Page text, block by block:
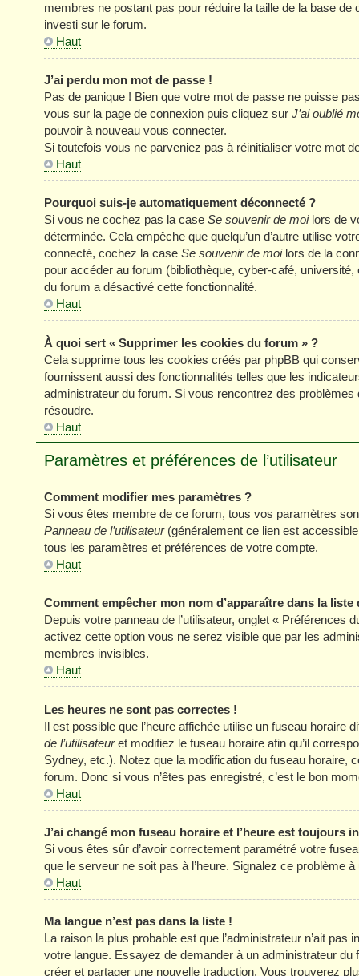
membres ne postant pas pour réduire la taille de la base
investi sur le forum.
Haut
J’ai perdu mon mot de passe !
Pas de panique ! Bien que votre mot de passe ne puisse
vous sur la page de connexion puis cliquez sur J’ai oublié
pouvoir à nouveau vous connecter.
Si toutefois vous ne parveniez pas à réinitialiser votre mot
Haut
Pourquoi suis-je automatiquement déconnecté ?
Si vous ne cochez pas la case Se souvenir de moilors de
déterminée. Cela empêche que quelqu’un d’autre utilise
connecté, cochez la case Se souvenir de moilors de la
pour accéder au forum (bibliothèque, cyber-café,
du forum a désactivé cette fonctionnalité.
Haut
À quoi sert « Supprimer les cookies du forum » ?
Cela supprime tous les cookies créés par phpBB qui
fournissent aussi des fonctionnalités telles que les
administrateur du forum. Si vous rencontrez des
résoudre.
Haut
Paramètres et préférences de l’utilisateur
Comment modifier mes paramètres ?
Si vous êtes membre de ce forum, tous vos paramètres
Panneau de l’utilisateur(généralement ce lien est
tous les paramètres et préférences de votre compte.
Haut
Comment empêcher mon nom d’apparaître dans la
Depuis votre panneau de l’utilisateur, onglet « Préférences
activez cette option vous ne serez visible que par les
membres invisibles.
Haut
Les heures ne sont pas correctes !
Il est possible que l’heure affichée utilise un fuseau
de l’utilisateuret modifiez le fuseau horaire afin qu’il
Sydney, etc.). Notez que la modification du fuseau horaire,
forum. Donc si vous n’êtes pas enregistré, c’est le bon
Haut
J’ai changé mon fuseau horaire et l’heure est toujours
Si vous êtes sûr d’avoir correctement paramétré votre
que le serveur ne soit pas à l’heure. Signalez ce problème
Haut
Ma langue n’est pas dans la liste !
La raison la plus probable est que l’administrateur n’ait
votre langue. Essayez de demander à un administrateur du
créer et partager une nouvelle traduction. Vous trouverez